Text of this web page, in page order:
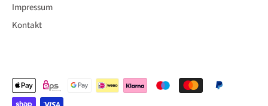
Impressum
Kontakt